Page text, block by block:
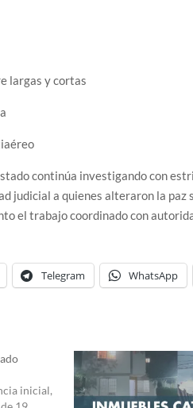
largas y cortas
continúa investigando con
judicial a quienes alteraron la paz
el trabajo coordinado con
Telegram WhatsApp
inicial,